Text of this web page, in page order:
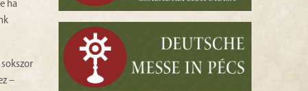
ha
–